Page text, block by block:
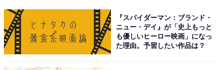
『スパイダーマン：ブランド・
ニュー・デイ』が「史上もっと
も優しいヒーロー映画」になっ
た理由。予習したい作品は？